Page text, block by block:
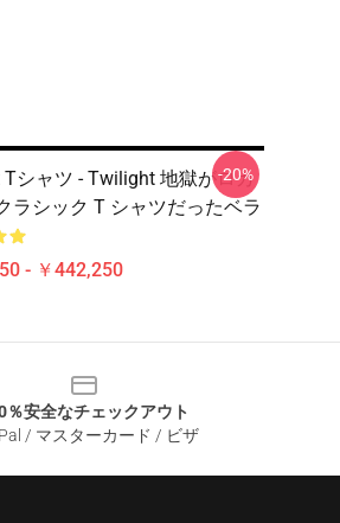
シャツ - Twilight 地獄がロカ
ラシック T シャツだったベラ
- ￥442,250
-20%
％安全なチェックアウト
/ マスターカード / ビザ